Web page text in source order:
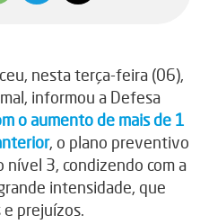
nesta terça-feira (06),
informou a Defesa
o aumento de mais de 1
, o plano preventivo
3, condizendo com a
intensidade, que
prejuízos.